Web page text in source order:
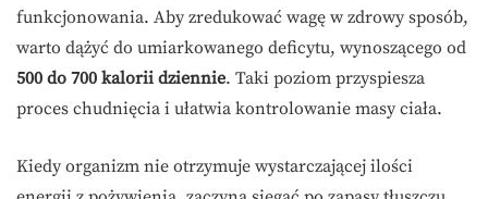
funkcjonowania. Aby zredukować wagę w zdrowy sposób,
warto dążyć do umiarkowanego deficytu, wynoszącego od
500 do 700 kalorii dziennie. Taki poziom przyspiesza
proces chudnięcia i ułatwia kontrolowanie masy ciała.
Kiedy organizm nie otrzymuje wystarczającej ilości